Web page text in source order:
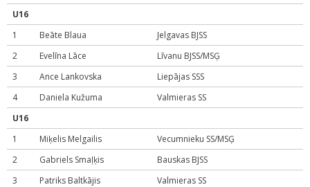
U16
1
Beāte Blaua
Jelgavas BJSS
2
Evelīna Lāce
Līvanu BJSS/MSĢ
3
Ance Lankovska
Liepājas SSS
4
Daniela Kužuma
Valmieras SS
U16
1
Miķelis Melgailis
Vecumnieku SS/MSĢ
2
Gabriels Smaļķis
Bauskas BJSS
3
Patriks Baltkājis
Valmieras SS